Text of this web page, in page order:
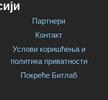
Партнери
Контакт
Услови коришћења и
политика приватности
Покреће Битлаб